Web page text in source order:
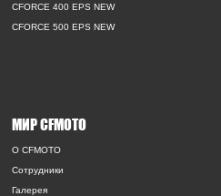
CFORCE 400 EPS NEW
CFORCE 500 EPS NEW
МИР CFMOTO
O CFMOTO
Сотрудники
Галерея